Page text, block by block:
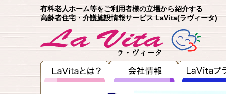
有料老人ホーム等をご利用者様の立場から紹介する
高齢者住宅・介護施設情報サービス LaVita(ラヴィータ)